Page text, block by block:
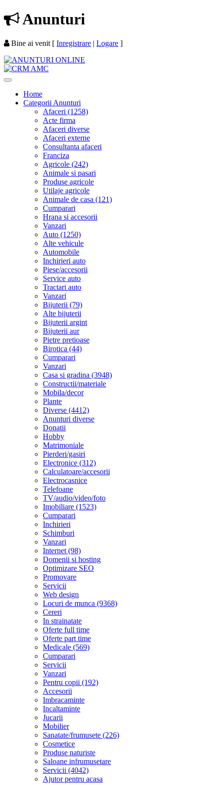
Anunturi
Bine ai venit [ Inregistrare | Logare ]
Home
Categorii Anunturi
Afaceri (1258)
Acte firma
Afaceri diverse
Afaceri externe
Consultanta afaceri
Franciza
Agricole (242)
Animale si pasari
Produse agricole
Utilaje agricole
Animale de casa (121)
Cumparari
Hrana si accesorii
Vanzari
Auto (1250)
Alte vehicule
Automobile
Inchirieri auto
Piese/accesorii
Service auto
Tractari auto
Vanzari
Bijuterii (79)
Alte bijuterii
Bijuterii argint
Bijuterii aur
Pietre pretioase
Birotica (44)
Cumparari
Vanzari
Casa si gradina (3948)
Constructii/materiale
Mobila/decor
Plante
Diverse (4412)
Anunturi diverse
Donatii
Hobby
Matrimoniale
Pierderi/gasiri
Electronice (312)
Calculatoare/accesorii
Electrocasnice
Telefoane
TV/audio/video/foto
Imobiliare (1523)
Cumparari
Inchirieri
Schimburi
Vanzari
Internet (98)
Domenii si hosting
Optimizare SEO
Promovare
Servicii
Web design
Locuri de munca (9368)
Cereri
In strainatate
Oferte full time
Oferte part time
Medicale (569)
Cumparari
Servicii
Vanzari
Pentru copii (192)
Accesorii
Imbracaminte
Incaltaminte
Jucarii
Mobilier
Sanatate/frumusete (226)
Cosmetice
Produse naturiste
Saloane infrumusetare
Servicii (4042)
Ajutor pentru acasa